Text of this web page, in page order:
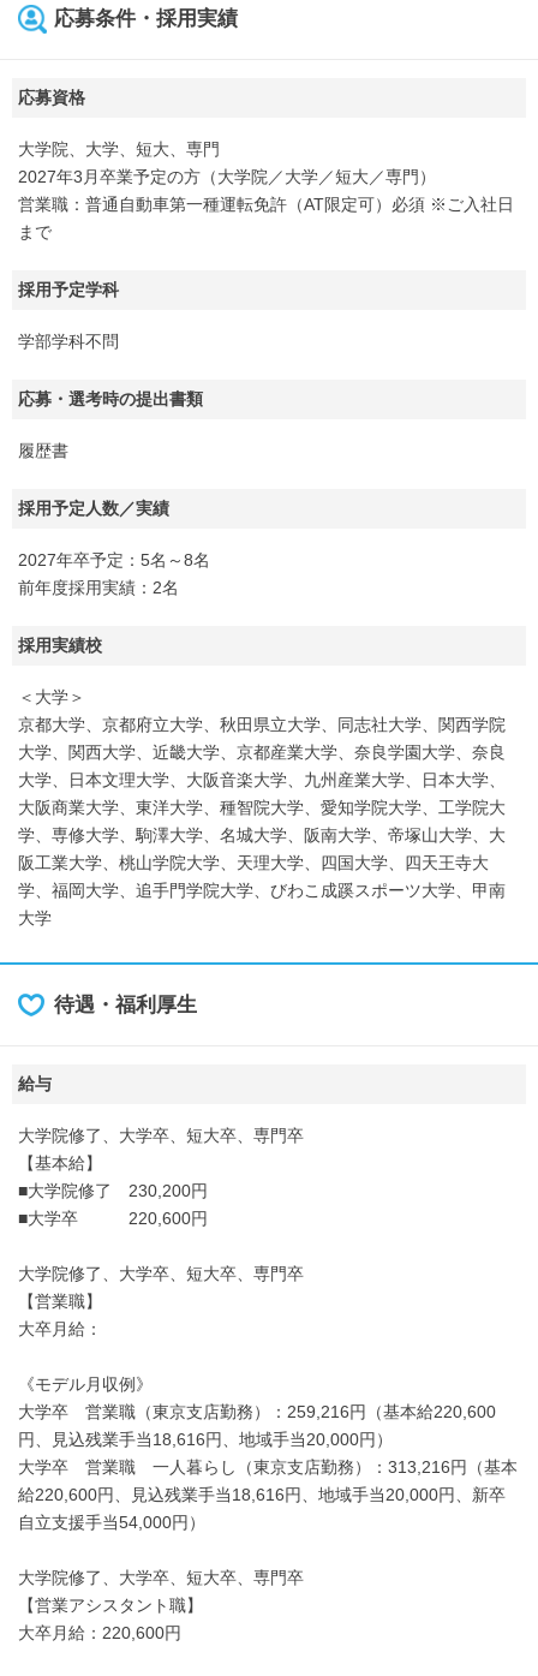
応募条件・採用実績
応募資格
大学院、大学、短大、専門
2027年3月卒業予定の方（大学院／大学／短大／専門）
営業職：普通自動車第一種運転免許（AT限定可）必須 ※ご入社日
まで
採用予定学科
学部学科不問
応募・選考時の提出書類
履歴書
採用予定人数／実績
2027年卒予定：5名～8名
前年度採用実績：2名
採用実績校
＜大学＞
京都大学、京都府立大学、秋田県立大学、同志社大学、関西学院
大学、関西大学、近畿大学、京都産業大学、奈良学園大学、奈良
大学、日本文理大学、大阪音楽大学、九州産業大学、日本大学、
大阪商業大学、東洋大学、種智院大学、愛知学院大学、工学院大
学、専修大学、駒澤大学、名城大学、阪南大学、帝塚山大学、大
阪工業大学、桃山学院大学、天理大学、四国大学、四天王寺大
学、福岡大学、追手門学院大学、びわこ成蹊スポーツ大学、甲南
大学
待遇・福利厚生
給与
大学院修了、大学卒、短大卒、専門卒
【基本給】
■大学院修了 230,200円
■大学卒 220,600円
大学院修了、大学卒、短大卒、専門卒
【営業職】
大卒月給：
《モデル月収例》
大学卒 営業職（東京支店勤務）：259,216円（基本給220,600
円、見込残業手当18,616円、地域手当20,000円）
大学卒 営業職 一人暮らし（東京支店勤務）：313,216円（基本
給220,600円、見込残業手当18,616円、地域手当20,000円、新卒
自立支援手当54,000円）
大学院修了、大学卒、短大卒、専門卒
【営業アシスタント職】
大卒月給：220,600円